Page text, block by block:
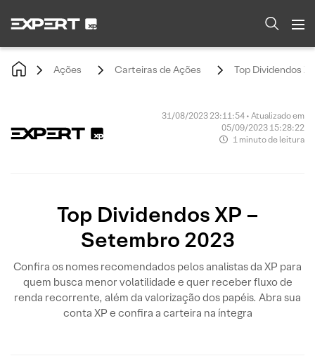
Ações Carteiras de Ações Top Dividendos
31/08/2023 23:11:54 • Atualizado em
05/09/2023 15:28:22
1 minuto de leitura
Top Dividendos XP –
Setembro 2023
Confira os nomes recomendados pelos analistas da XP para
quem busca menor volatilidade e quer receber fluxo de
renda recorrente, além da valorização dos papéis. Abra sua
conta XP e confira a carteira na íntegra